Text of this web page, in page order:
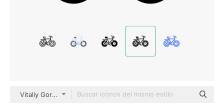
Vitaliy Gorbachev Lineal Color